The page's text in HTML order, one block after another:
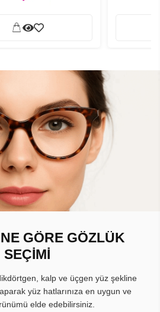
GÖRE GÖZLÜK
SEÇİMİ
kalp ve üçgen yüz şekline
yüz hatlarınıza en uygun ve
elde edebilirsiniz.